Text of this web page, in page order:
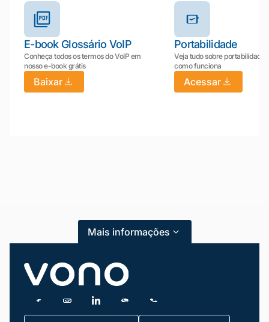
E-book Glossário VoIP
Conheça todos os termos do VoIP em
nosso e-book grátis
Baixar
Portabilidade
Veja tudo sobre portabilidade:
como funciona
Acessar
Mais informações